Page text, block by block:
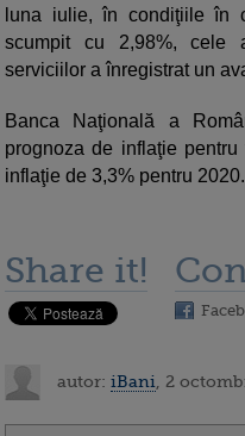
luna iulie, în condiţiile în
scumpit cu 2,98%, cele
serviciilor a înregistrat un
Banca Naţională a
prognoza de inflaţie
inflaţie de 3,3% pentru 2020.
Share it!
autor: iBani , 2